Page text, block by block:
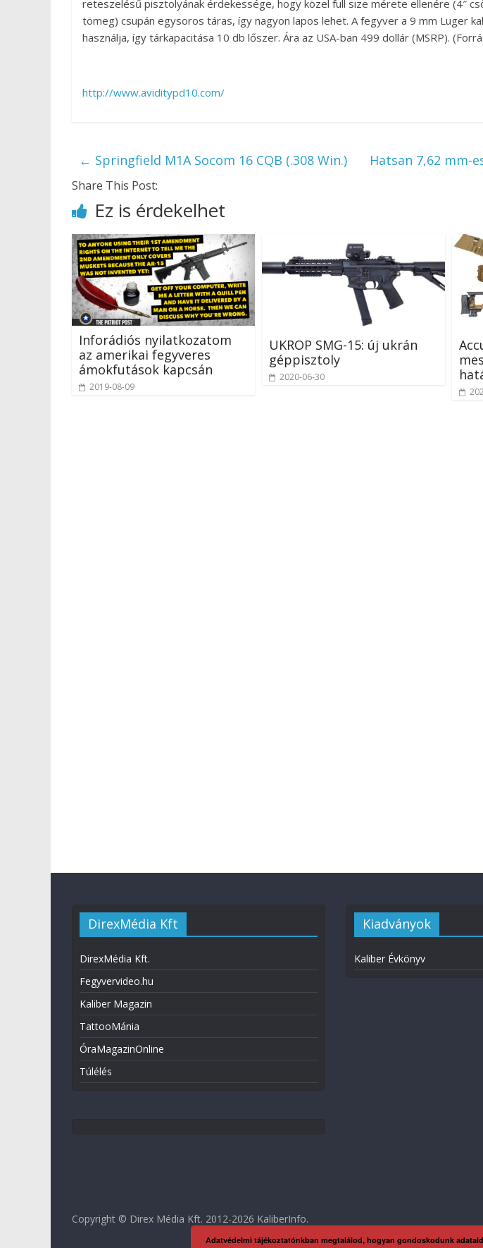
reteszelésű pisztolyának érdekessége, hogy közel full size mérete ellenére (4″
tömeg) csupán egysoros táras, így nagyon lapos lehet. A fegyver a 9 mm Luger
használja, így tárkapacitása 10 db lőszer. Ára az USA-ban 499 dollár (MSRP).
http://www.aviditypd10.com/
← Springfield M1A Socom 16 CQB (.308 Win.) Hatsan 7,62 mm-
Share This Post:
Ez is érdekelhet
Inforádiós nyilatkozatom
az amerikai fegyveres
ámokfutások kapcsán
2019-08-09
UKROP SMG-15: új ukrán
géppisztoly
2020-06-30
DirexMédia Kft
DirexMédia Kft.
Fegyvervideo.hu
Kaliber Magazin
TattooMánia
ÓraMagazinOnline
Túlélés
Kiadványok
Kaliber Évkönyv
Copyright © Direx Média Kft. 2012-2026 KaliberInfo.
Adatvédelmi tájékoztatónkban megtalálod, hogyan gondoskodunk